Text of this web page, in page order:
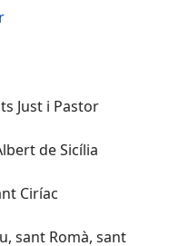
Just i Pastor
de Sicília
Ciríac
sant Romà, sant